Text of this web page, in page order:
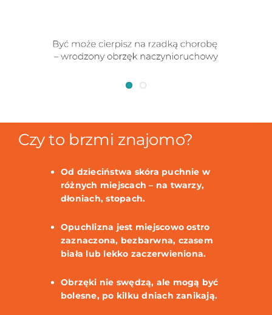
Czy to brzmi znajomo?
Od dzieciństwa skóra puchnie w
różnych miejscach – na twarzy,
dłoniach, stopach.
Opuchlizna jest miejscowo ostro
zaznaczona, bezbarwna, czasem
biała lub lekko zaczerwieniona.
Obrzęki nie swędzą, ale mogą być
bolesne, po kilku dniach zanikają.